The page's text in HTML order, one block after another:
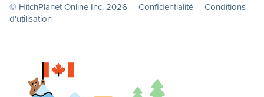
© HitchPlanet Online Inc. 2026 | Confidentialité | Conditions
d'utilisation